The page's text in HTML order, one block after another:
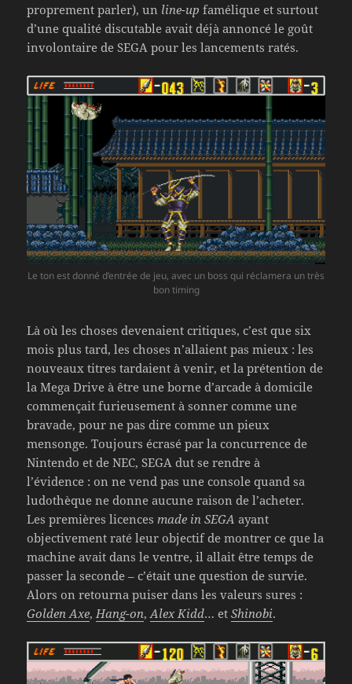
proprement parler), un line-up famélique et surtout
d’une qualité discutable avait déjà annoncé le goût
involontaire de SEGA pour les lancements ratés.
Le ton est donné d’entrée de jeu, avec un boss qui réclamera un très
bon timing
Là où les choses devenaient critiques, c’est que six
mois plus tard, les choses n’allaient pas mieux : les
nouveaux titres tardaient à venir, et la prétention de
la Mega Drive à être une borne d’arcade à domicile
commençait furieusement à sonner comme une
bravade, pour ne pas dire comme un pieux
mensonge. Toujours écrasé par la concurrence de
Nintendo et de NEC, SEGA dut se rendre à
l’évidence : on ne vend pas une console quand sa
ludothèque ne donne aucune raison de l’acheter.
Les premières licences made in SEGA ayant
objectivement raté leur objectif de montrer ce que la
machine avait dans le ventre, il allait être temps de
passer la seconde – c’était une question de survie.
Alors on retourna puiser dans les valeurs sures :
Golden Axe, Hang-on,Alex Kidd… etShinobi.